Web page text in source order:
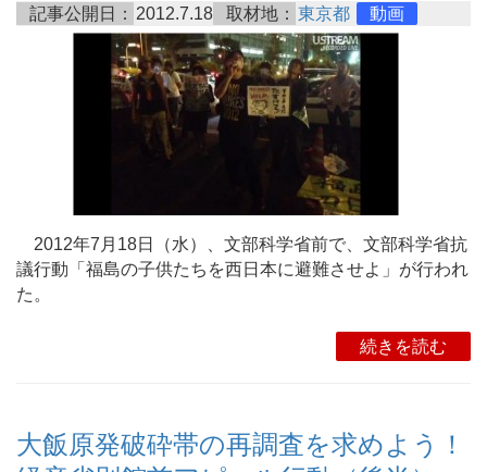
記事公開日： 2012.7.18 取材地： 東京都 動画
2012年7月18日（水）、文部科学省前で、文部科学省抗
議行動「福島の子供たちを西日本に避難させよ」が行われ
た。
続きを読む
大飯原発破砕帯の再調査を求めよう！